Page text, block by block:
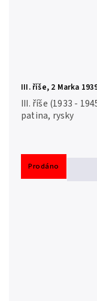
III. říše, 2 Marka
III. říše (1933 -
patina, rysky
Prodáno